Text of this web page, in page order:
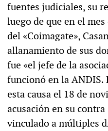
fuentes judiciales, su
luego de que en el
del «Coimagate»,
allanamiento de sus
fue «el jefe de la
funcionó en la ANDIS.
esta causa el 18 de
acusación en su contra
vinculado a múltiples